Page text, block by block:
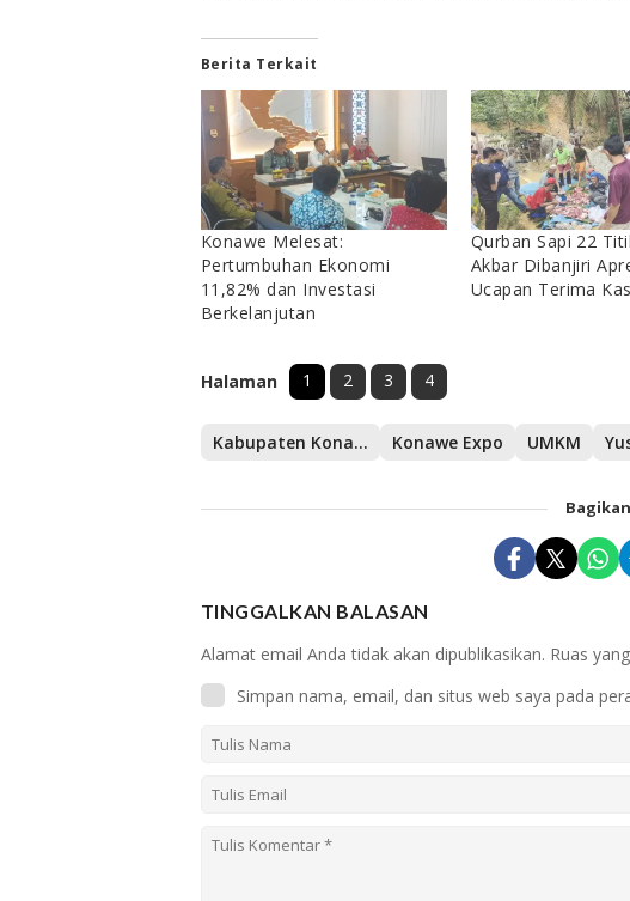
Berita Terkait
Konawe Melesat:
Pertumbuhan Ekonomi
11,82% dan Investasi
Berkelanjutan
Qurban Sapi 22
Akbar Dibanjiri
Ucapan Terima
Halaman 1 2 3 4
Kabupaten Konawe Konawe Expo UMKM
Bagikan
TINGGALKAN BALASAN
Alamat email Anda tidak akan dipublikasikan. Ruas
Simpan nama, email, dan situs web saya pada